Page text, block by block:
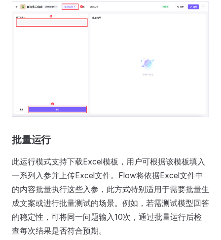
批量运行
此运行模式支持下载Excel模板，用户可根据该模板填入
一系列入参并上传Excel文件。Flow将依据Excel文件中
的内容批量执行这些入参，此方式特别适用于需要批量生
成文案或进行批量测试的场景。例如，若需测试模型回答
的稳定性，可将同一问题输入10次，通过批量运行后检
查每次结果是否符合预期。